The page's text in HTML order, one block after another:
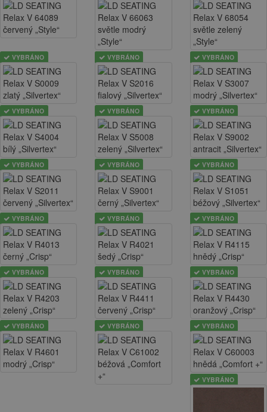
VYBRÁNO VYBRÁNO VYBRÁNO
VYBRÁNO VYBRÁNO VYBRÁNO
VYBRÁNO VYBRÁNO VYBRÁNO
VYBRÁNO VYBRÁNO VYBRÁNO
VYBRÁNO VYBRÁNO VYBRÁNO
VYBRÁNO VYBRÁNO VYBRÁNO
VYBRÁNO